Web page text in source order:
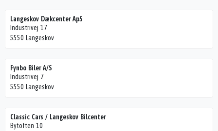
Langeskov Dækcenter ApS
Industrivej 17
5550 Langeskov
Fynbo Biler A/S
Industrivej 7
5550 Langeskov
Classic Cars / Langeskov Bilcenter
Bytoften 10